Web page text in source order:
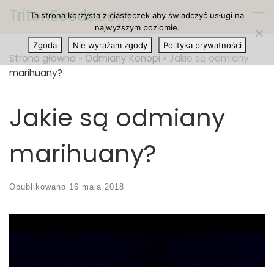
Przejdź do treści
TritonSeeds.com
Strona główna » Odmiany Konopi » Jakie są odmiany
marihuany?
Jakie są odmiany
marihuany?
Opublikowano 16 maja 2018
Ta strona korzysta z ciasteczek aby świadczyć usługi na
najwyższym poziomie.
Zgoda
Nie wyrażam zgody Polityka prywatności